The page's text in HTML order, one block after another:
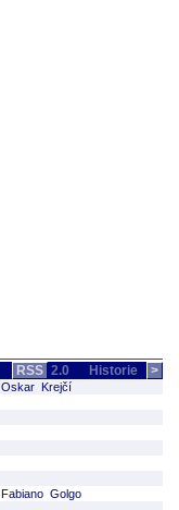
RSS 2.0 Historie >
Oskar Krejčí
Fabiano Golgo